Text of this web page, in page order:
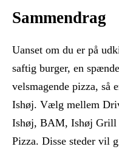
Sammendrag
Uanset om du er på
saftig burger, en
velsmagende pizza, så
Ishøj. Vælg mellem
Ishøj, BAM, Ishøj Grill
Pizza. Disse steder vil